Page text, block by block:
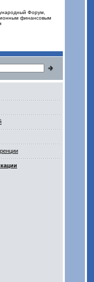
Форум,
финансовым